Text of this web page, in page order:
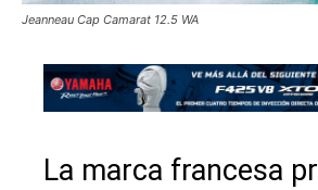
Jeanneau Cap Camarat 12.5 WA
La marca francesa